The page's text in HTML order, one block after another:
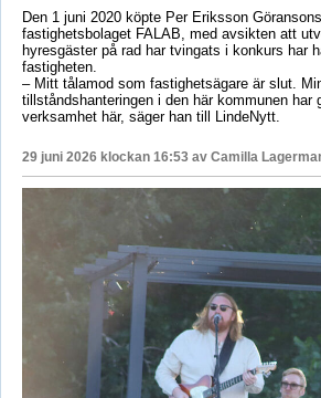
Den 1 juni 2020 köpte Per Eriksson
fastighetsbolaget FALAB, med avsikten att
hyresgäster på rad har tvingats i konkurs har
fastigheten.
– Mitt tålamod som fastighetsägare är slut.
tillståndshanteringen i den här kommunen
verksamhet här, säger han till LindeNytt.
29 juni 2026 klockan 16:53 av Camilla